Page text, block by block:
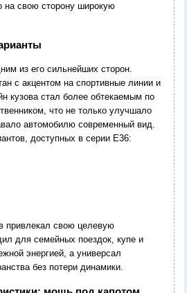
на свою сторону широкую
из его сильнейших сторон.
с акцентом на спортивные линии и
кузова стал более обтекаемым по
что не только улучшало
автомобилю современный вид.
доступных в серии E36:
привлекал свою целевую
для семейных поездок, купе и
энергией, а универсал
без потери динамики.